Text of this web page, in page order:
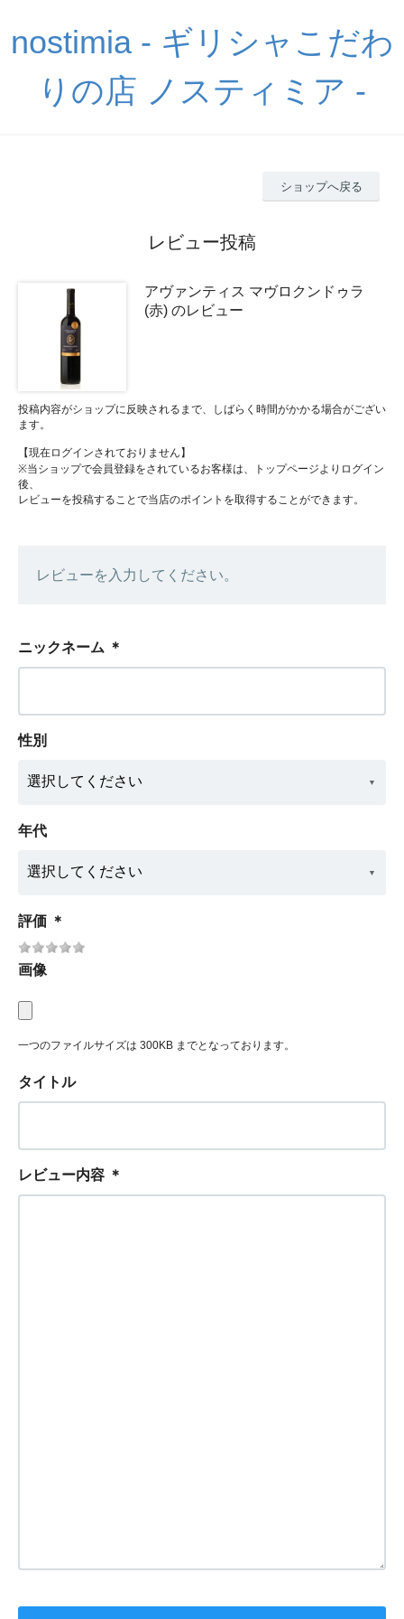
nostimia - ギリシャこだわ
りの店 ノスティミア -
ショップへ戻る
レビュー投稿
アヴァンティス マヴロクンドゥラ
(赤) のレビュー
投稿内容がショップに反映されるまで、しばらく時間がかかる場合がござい
ます。
【現在ログインされておりません】
※当ショップで会員登録をされているお客様は、トップページよりログイン
後、
レビューを投稿することで当店のポイントを取得することができます。
レビューを入力してください。
ニックネーム ＊
性別
年代
評価 ＊
画像
一つのファイルサイズは 300KB までとなっております。
タイトル
レビュー内容 ＊